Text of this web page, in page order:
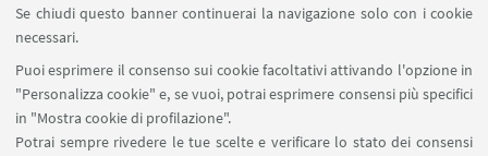
Se chiudi questo banner continuerai la navigazione solo con i cookie
necessari.
Puoi esprimere il consenso sui cookie facoltativi attivando l'opzione in
"Personalizza cookie" e, se vuoi, potrai esprimere consensi più specifici
in "Mostra cookie di profilazione".
Potrai sempre rivedere le tue scelte e verificare lo stato dei consensi
SEGUI UNIBO SU: